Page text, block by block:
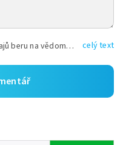
Vyplněním shora uvedených údajů beru na vědomí, že společnost TEXT FACTORY s.r.o., sídlem Brno, Durďákova 336/29, Černá Pole, PSČ: 613 00, IČ: 06157831, zapsané u Krajského soudu v Brně, oddíl C, vložka 100399, bude zpracovávat mé osobní údaje uvedené v rámci mnou vyplněného registračního formuláře na základě oprávněných zájmů TEXT FACTORY s.r.o. dle čl. 6 odst. 1 písm. f) GDPR a pro splnění právních povinností (čl. 6 odst. 1 písm. c) GDPR), a to pro tyto účely: nezbytnost zajistit oprávnění návštěvníka webových stránek provozovaných společností TEXT FACTORY s.r.o. přispívat aktivně ke zveřejněným článkům nebo v rámci diskusních fór a výkon práv TEXT FACTORY s.r.o. jako administrátora těchto diskusních fór. Více informací o zpracování osobních údajů a právech lze nalézt v celý text